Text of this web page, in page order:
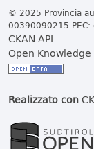
© 2025 Provincia
00390090215 PEC:
CKAN API
Open
Realizzato con